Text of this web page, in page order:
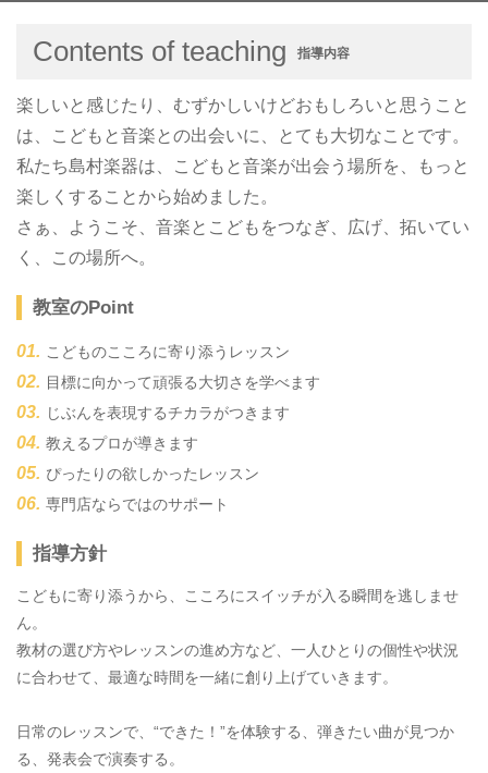
Contents of teaching 指導内容
楽しいと感じたり、むずかしいけどおもしろいと思うこと
は、こどもと音楽との出会いに、とても大切なことです。
私たち島村楽器は、こどもと音楽が出会う場所を、もっと
楽しくすることから始めました。
さぁ、ようこそ、音楽とこどもをつなぎ、広げ、拓いてい
く、この場所へ。
教室のPoint
こどものこころに寄り添うレッスン
目標に向かって頑張る大切さを学べます
じぶんを表現するチカラがつきます
教えるプロが導きます
ぴったりの欲しかったレッスン
専門店ならではのサポート
指導方針
こどもに寄り添うから、こころにスイッチが入る瞬間を逃しませ
ん。
教材の選び方やレッスンの進め方など、一人ひとりの個性や状況
に合わせて、最適な時間を一緒に創り上げていきます。
日常のレッスンで、“できた！”を体験する、弾きたい曲が見つか
る、発表会で演奏する。